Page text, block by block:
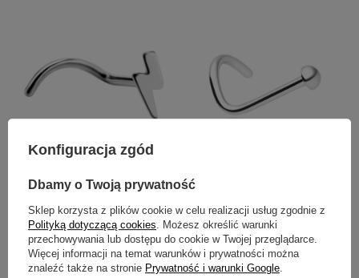
Tytanowy kolczyk do nosa -
17,99 zł
Tytanowy kolczyk do nosa -
9,99 zł
Konfiguracja zgód
Dbamy o Twoją prywatność
Sklep korzysta z plików cookie w celu realizacji usług zgodnie z
Polityką dotyczącą cookies . Możesz określić warunki
przechowywania lub dostępu do cookie w Twojej przeglądarce.
Więcej informacji na temat warunków i prywatności można
znaleźć także na stronie Prywatność i warunki Google